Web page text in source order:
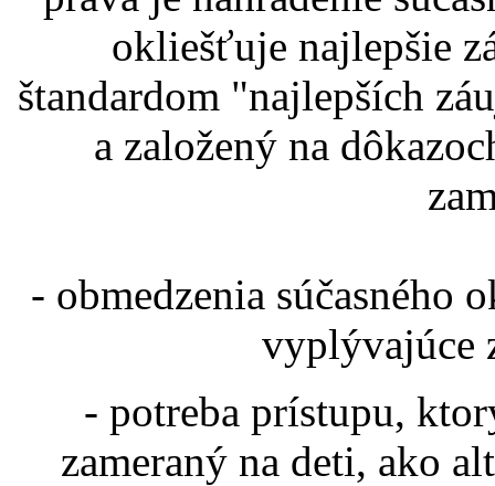
okliešťuje najlepšie
štandardom "najlepších
a založený na
- obmedzenia súčasného
vyplývajúce
- potreba prístupu,
zameraný na deti, ako